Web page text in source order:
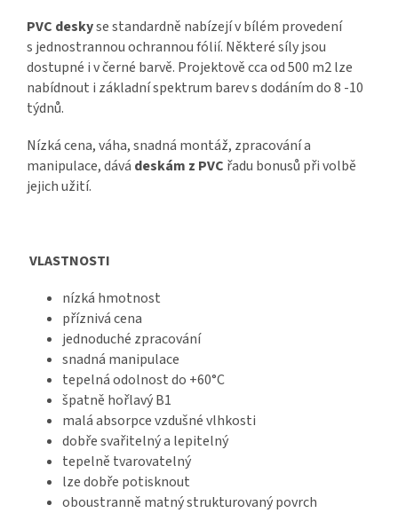
PVC deskyse standardně nabízejí v bílém provedení
s jednostrannou ochrannou fólií. Některé síly jsou
dostupné i v černé barvě. Projektově cca od 500 m2 lze
nabídnout i základní spektrum barev s dodáním do 8 -10
týdnů.
Nízká cena, váha, snadná montáž, zpracování a
manipulace, dává deskám z PVC řadu bonusů při volbě
jejich užití.
VLASTNOSTI
nízká hmotnost
příznivá cena
jednoduché zpracování
snadná manipulace
tepelná odolnost do +60°C
špatně hořlavý B1
malá absorpce vzdušné vlhkosti
dobře svařitelný a lepitelný
tepelně tvarovatelný
lze dobře potisknout
oboustranně matný strukturovaný povrch